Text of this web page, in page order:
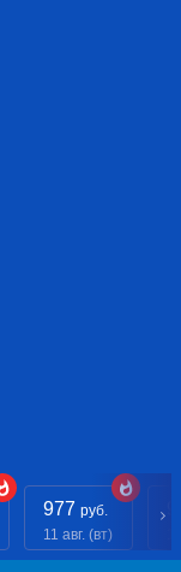
977 руб.
11 авг. (вт)